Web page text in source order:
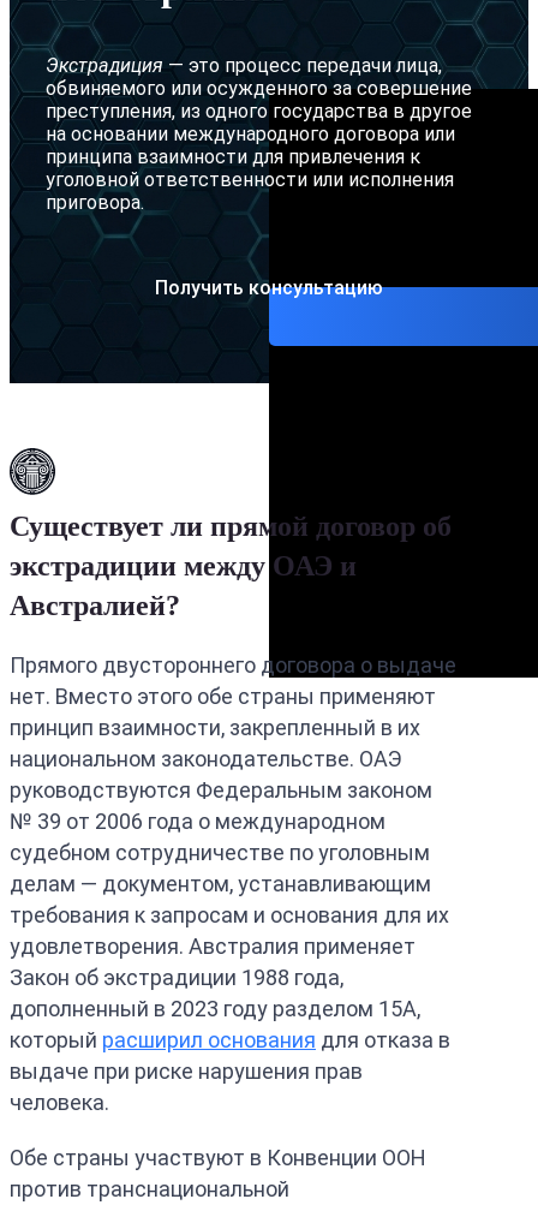
Желтое
Ордер
Экстрадиция — это процесс передачи лица,
обвиняемого или осужденного за совершение
преступления, из одного государства в другое
на основании международного договора или
принципа взаимности для привлечения к
уголовной ответственности или исполнения
приговора.
Получить консультацию
Существует ли прямой договор об
экстрадиции между ОАЭ и
Австралией?
Прямого двустороннего договора о выдаче
нет. Вместо этого обе страны применяют
принцип взаимности, закрепленный в их
национальном законодательстве. ОАЭ
руководствуются Федеральным законом
№ 39 от 2006 года о международном
судебном сотрудничестве по уголовным
делам — документом, устанавливающим
требования к запросам и основания для их
удовлетворения. Австралия применяет
Закон об экстрадиции 1988 года,
дополненный в 2023 году разделом 15A,
который расширил основания для отказа в
выдаче при риске нарушения прав
человека.
Обе страны участвуют в Конвенции ООН
против транснациональной